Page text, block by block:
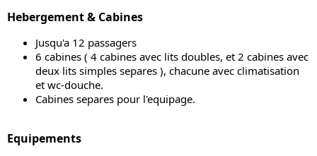
Hebergement & Cabines
Jusqu'a 12 passagers
6 cabines ( 4 cabines avec lits doubles, et 2 cabines avec
deux lits simples separes ), chacune avec climatisation
et wc-douche.
Cabines separes pour l'equipage.
Equipements